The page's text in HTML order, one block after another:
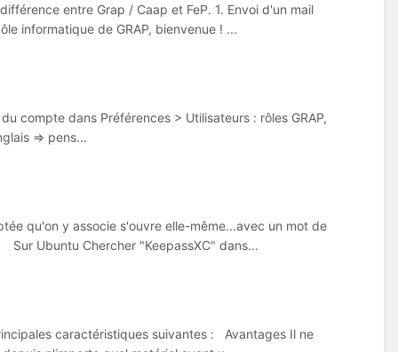
entre Grap / Caap et FeP. 1. Envoi d'un mail
informatique de GRAP, bienvenue ! ...
compte dans Préférences > Utilisateurs : rôles GRAP,
=> pens...
qu'on y associe s'ouvre elle-même...avec un mot de
Ubuntu Chercher "KeepassXC" dans...
caractéristiques suivantes : Avantages Il ne